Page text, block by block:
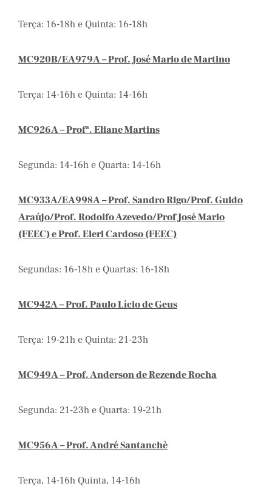
Terça: 16-18h e Quinta: 16-18h
MC920B/EA979A – Prof. José Mario de Martino
Terça: 14-16h e Quinta: 14-16h
MC926A – Profª. Eliane Martins
Segunda: 14-16h e Quarta: 14-16h
MC933A/EA998A – Prof. Sandro Rigo/Prof. Guido
Araújo/Prof. Rodolfo Azevedo/Prof José Mario
(FEEC) e Prof. Eleri Cardoso (FEEC)
Segundas: 16-18h e Quartas: 16-18h
MC942A – Prof. Paulo Lício de Geus
Terça: 19-21h e Quinta: 21-23h
MC949A – Prof. Anderson de Rezende Rocha
Segunda: 21-23h e Quarta: 19-21h
MC956A – Prof. André Santanchè
Terça, 14-16h Quinta, 14-16h